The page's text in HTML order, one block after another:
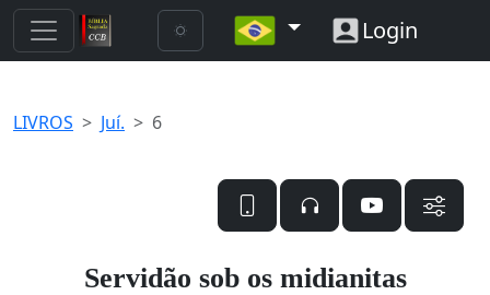
Login
LIVROS Juí. 6
Servidão sob os midianitas